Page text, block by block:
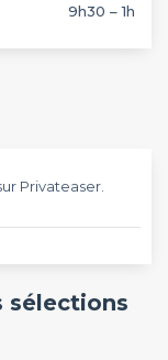
9h30 – 1h
Privateaser.
sélections